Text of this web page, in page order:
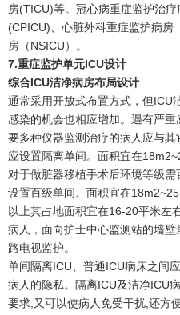
房(TICU)等。冠心病重症监护治
(CPICU)、心脏外科重症监护病房
房（NSICU）。
7.重症监护单元ICU设计
综合ICU洁净病房布局设计
通常采用开放式布置方式，但ICU
感染的机会也相应增加。遇有严
要多种仪器监测治疗的病人应与
应设置隔离单间。面积宜在
对于做脏器移植手术后环境等级
设置百级单间。面积宜在
以上其占地面积宜在16-20平米左
病人，面向护士中心监测站的墙
路电视监护。
单间隔离ICU、普通ICU病床之间
病人的隐私。隔离ICU及洁净ICU
要求,又可以使病人免受干扰,还方